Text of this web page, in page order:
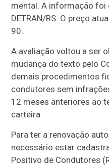
mental. A informação foi
DETRAN/RS. O preço
90.
A avaliação voltou a ser
mudança do texto pelo
demais procedimentos
condutores sem
12 meses anteriores ao
carteira.
Para ter a renovação
necessário estar
Positivo de Condutores